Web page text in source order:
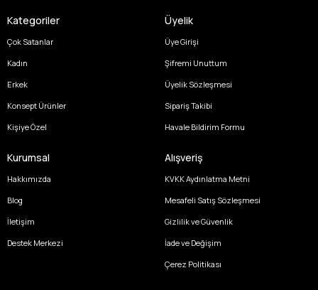
Kategoriler
Çok Satanlar
Kadın
Erkek
Konsept Ürünler
Kişiye Özel
Üyelik
Üye Girişi
Şifremi Unuttum
Üyelik Sözleşmesi
Sipariş Takibi
Havale Bildirim Formu
Kurumsal
Hakkımızda
Blog
İletişim
Destek Merkezi
Alışveriş
KVKK Aydınlatma Metni
Mesafeli Satış Sözleşmesi
Gizlilik ve Güvenlik
İade ve Değişim
Çerez Politikası